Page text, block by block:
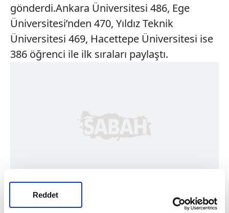
Reddet
gönderdi.Ankara Üniversitesi 486, Ege
Üniversitesi’nden 470, Yıldız Teknik
Üniversitesi 469, Hacettepe Üniversitesi ise
386 öğrenci ile ilk sıraları paylaştı.